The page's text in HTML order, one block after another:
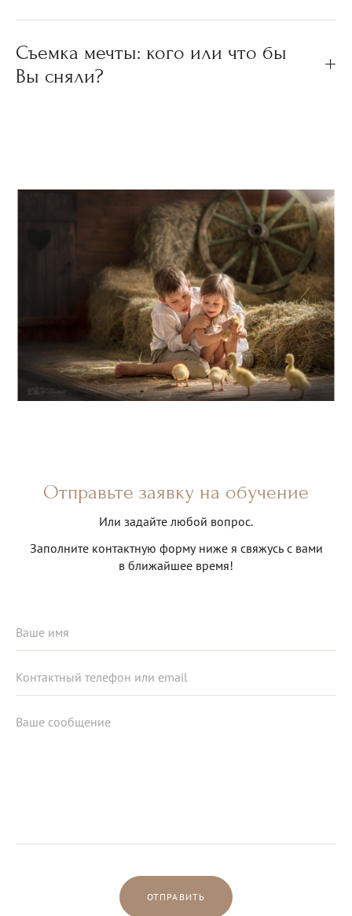
Съемка мечты: кого или что бы
Вы сняли?
Отправьте заявку на обучение
Или задайте любой вопрос.
Заполните контактную форму ниже я свяжусь с вами
в ближайшее время!
ОТПРАВИТЬ